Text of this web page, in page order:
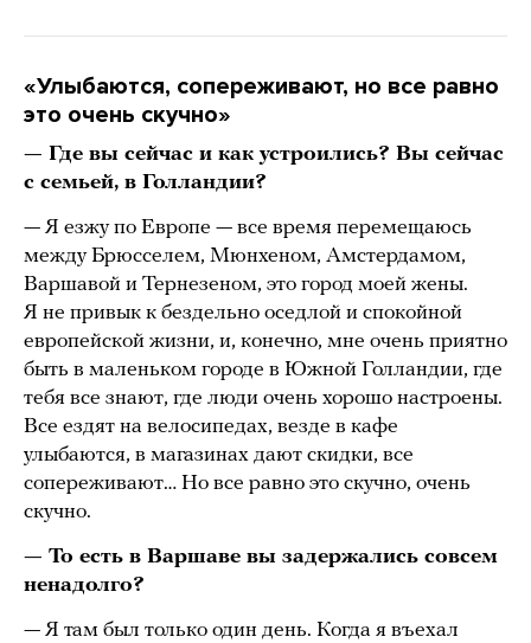
«Улыбаются, сопереживают, но все равно
это очень скучно»
— Где вы сейчас и как устроились? Вы сейчас
с семьей, в Голландии?
— Я езжу по Европе — все время перемещаюсь
между Брюсселем, Мюнхеном, Амстердамом,
Варшавой и Тернезеном, это город моей жены.
Я не привык к бездельно оседлой и спокойной
европейской жизни, и, конечно, мне очень приятно
быть в маленьком городе в Южной Голландии, где
тебя все знают, где люди очень хорошо настроены.
Все ездят на велосипедах, везде в кафе
улыбаются, в магазинах дают скидки, все
сопереживают… Но все равно это скучно, очень
скучно.
— То есть в Варшаве вы задержались совсем
ненадолго?
— Я там был только один день. Когда я въехал